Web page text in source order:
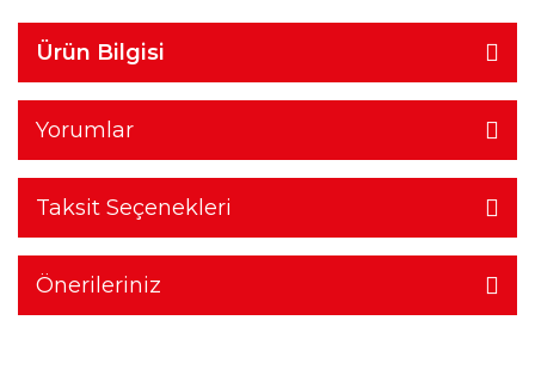
Ürün Bilgisi
Yorumlar
Taksit Seçenekleri
Önerileriniz